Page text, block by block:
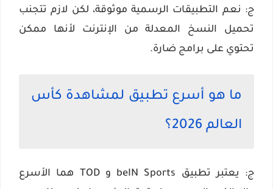
ج: نعم التطبيقات الرسمية موثوقة، لكن لازم تتجنب
تحميل النسخ المعدلة من الإنترنت لأنها ممكن
تحتوي على برامج ضارة.
ما هو أسرع تطبيق لمشاهدة كأس
العالم 2026؟
ج: يعتبر تطبيق beIN Sports و TOD هما الأسرع